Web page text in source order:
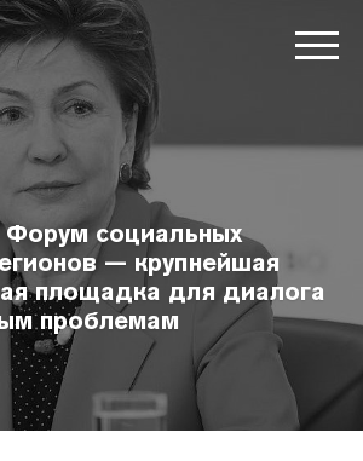
Форум социальных
— крупнейшая
площадка для диалога
проблемам